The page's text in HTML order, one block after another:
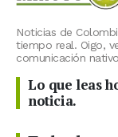
Noticias de
tiempo real. Oigo,
comunicación
Lo que leas
noticia.